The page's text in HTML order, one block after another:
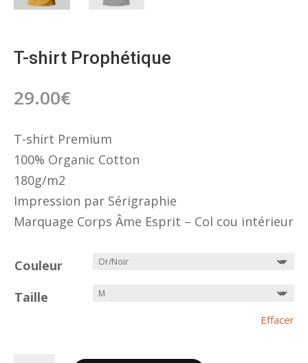
T-shirt Prophétique
29.00€
T-shirt Premium
100% Organic Cotton
180g/m2
Impression par Sérigraphie
Marquage Corps Âme Esprit – Col cou intérieur
Couleur
Taille
Effacer